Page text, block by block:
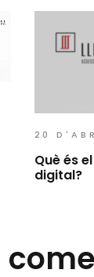
20
Què és
digital?